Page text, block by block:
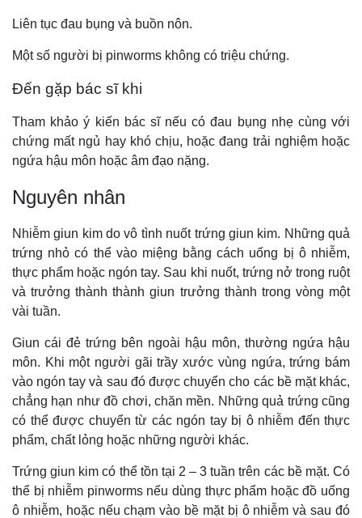
Liên tục đau bụng và buồn nôn.
Một số người bị pinworms không có triệu chứng.
Đến gặp bác sĩ khi
Tham khảo ý kiến bác sĩ nếu có đau bụng nhẹ cùng với
chứng mất ngủ hay khó chịu, hoặc đang trải nghiệm hoặc
ngứa hậu môn hoặc âm đạo nặng.
Nguyên nhân
Nhiễm giun kim do vô tình nuốt trứng giun kim. Những quả
trứng nhỏ có thể vào miệng bằng cách uống bị ô nhiễm,
thực phẩm hoặc ngón tay. Sau khi nuốt, trứng nở trong ruột
và trưởng thành thành giun trưởng thành trong vòng một
vài tuần.
Giun cái đẻ trứng bên ngoài hậu môn, thường ngứa hậu
môn. Khi một người gãi trầy xước vùng ngứa, trứng bám
vào ngón tay và sau đó được chuyển cho các bề mặt khác,
chẳng hạn như đồ chơi, chăn mền. Những quả trứng cũng
có thể được chuyển từ các ngón tay bị ô nhiễm đến thực
phẩm, chất lỏng hoặc những người khác.
Trứng giun kim có thể tồn tại 2 – 3 tuần trên các bề mặt. Có
thể bị nhiễm pinworms nếu dùng thực phẩm hoặc đồ uống
ô nhiễm, hoặc nếu chạm vào bề mặt bị ô nhiễm và sau đó